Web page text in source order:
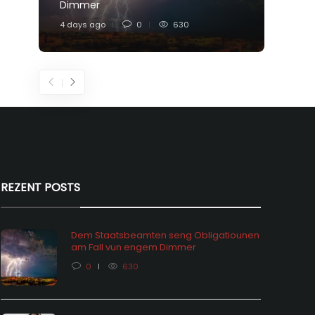
Dimmer
4 days ago 0 630
REZENT POSTS
Dem Staatsbeamten seng Obligatiounen
am Fall vun engem Dimmer
0 630